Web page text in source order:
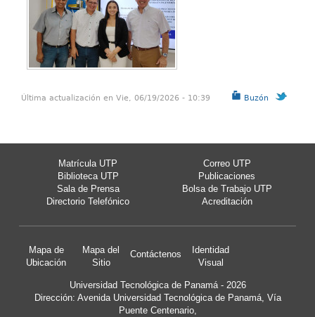
Buzón
Última actualización en Vie, 06/19/2026 - 10:39
Matrícula UTP
Correo UTP
Biblioteca UTP
Publicaciones
Sala de Prensa
Bolsa de Trabajo UTP
Directorio Telefónico
Acreditación
Mapa de
Ubicación
Mapa del
Sitio
Contáctenos
Identidad
Visual
Universidad Tecnológica de Panamá - 2026
Dirección: Avenida Universidad Tecnológica de Panamá, Vía
Puente Centenario,